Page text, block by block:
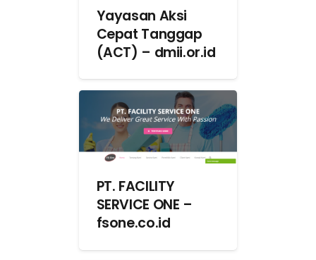
Yayasan Aksi
Cepat Tanggap
(ACT) – dmii.or.id
PT. FACILITY
SERVICE ONE –
fsone.co.id